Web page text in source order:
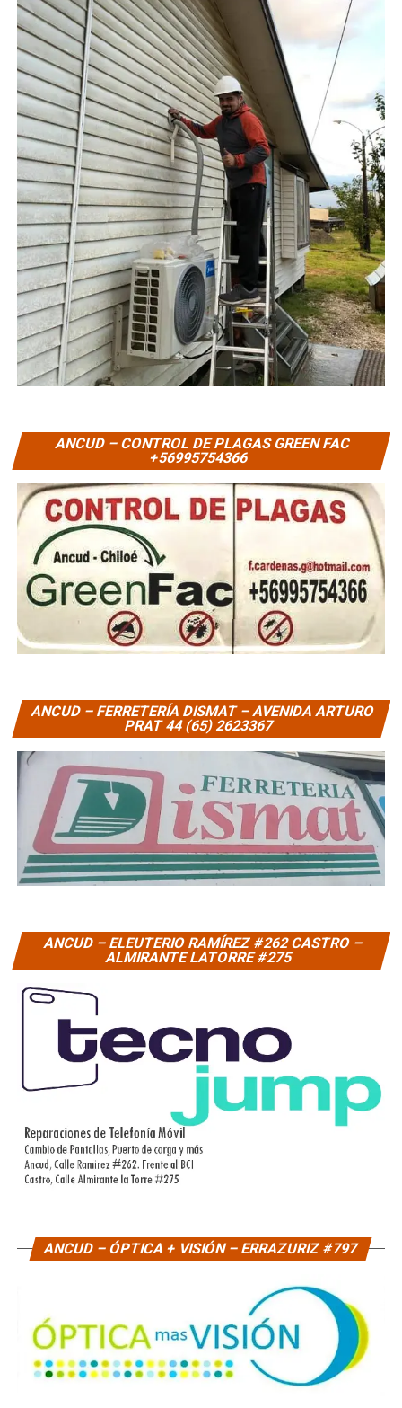
ANCUD – CONTROL DE PLAGAS GREEN FAC
+56995754366
ANCUD – FERRETERÍA DISMAT – AVENIDA ARTURO
PRAT 44 (65) 2623367
ANCUD – ELEUTERIO RAMÍREZ #262 CASTRO –
ALMIRANTE LATORRE #275
ANCUD – ÓPTICA + VISIÓN – ERRAZURIZ #797